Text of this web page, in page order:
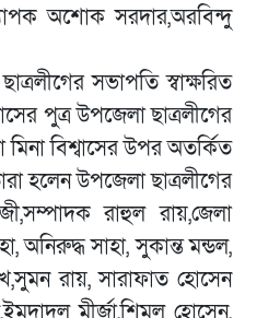
অশোক সরদার,অরবিন্দু
সভাপতি স্বাক্ষরিত
পুত্র উপজেলা ছাত্রলীগের
বিশ্বাসের উপর অতর্কিত
হলেন উপজেলা ছাত্রলীগের
রাহুল রায়,জেলা
অনিরুদ্ধ সাহা, সুকান্ত মন্ডল,
রায়, সারাফাত হোসেন
মীর্জা,শিমুল হোসেন,